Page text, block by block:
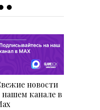
новости
нашем канале в